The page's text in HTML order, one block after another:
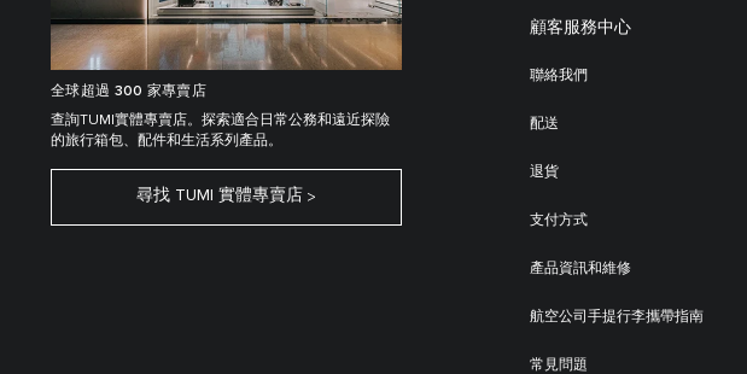
全球超過 300 家專賣店
查詢TUMI實體專賣店。探索適合日常公務和遠近探險
的旅行箱包、配件和生活系列產品。
尋找 TUMI 實體專賣店
顧客服務中心
聯絡我們
配送
退貨
支付方式
產品資訊和維修
航空公司手提行李攜帶指南
常見問題